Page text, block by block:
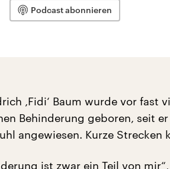
Podcast abonnieren
‚Fidi‘ Baum wurde vor fast
Behinderung geboren, seit
angewiesen. Kurze Strecken
ist zwar ein Teil von